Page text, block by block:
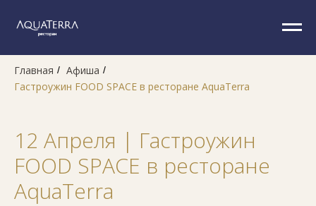
Главная / Афиша /
Гастроужин FOOD SPACE в ресторане AquaTerra
12 Апреля | Гастроужин
FOOD SPACE в ресторане
AquaTerra